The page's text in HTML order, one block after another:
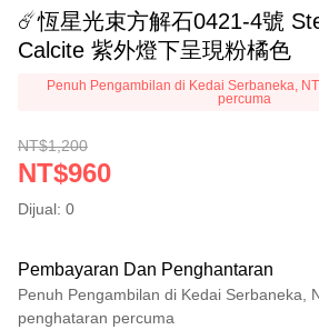
☄️恆星光束方解石0421-4號
Calcite 紫外燈下呈現粉橘色
Penuh Pengambilan di Kedai Serbaneka,
percuma
NT$1,200
NT$960
Dijual: 0
Pembayaran Dan Penghantaran
Penuh Pengambilan di Kedai Serbaneka,
penghataran percuma